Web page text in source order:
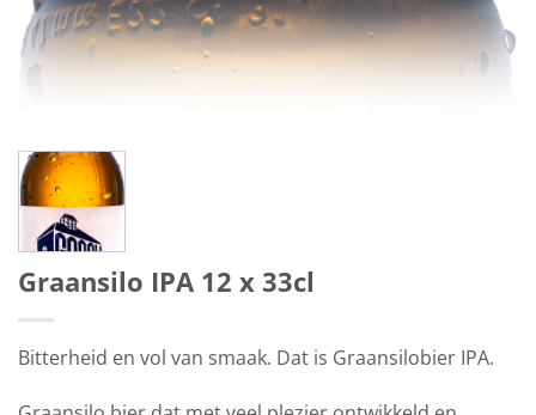
Graansilo IPA 12 x 33cl
Bitterheid en vol van smaak. Dat is Graansilobier IPA.